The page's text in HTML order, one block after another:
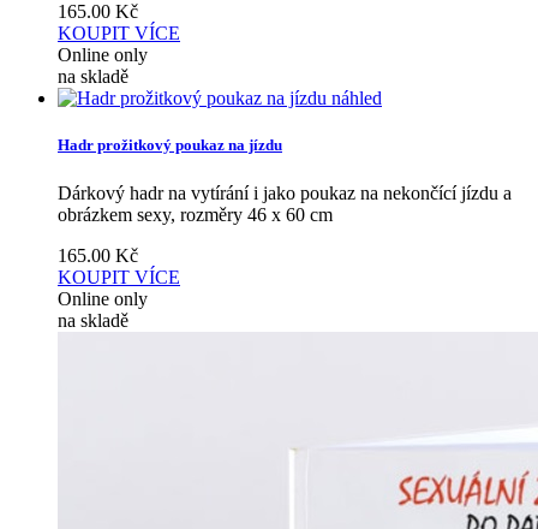
165.00 Kč
KOUPIT VÍCE
Online only
na skladě
náhled
Hadr prožitkový poukaz na jízdu
Dárkový hadr na vytírání i jako poukaz na nekončící jízdu a
obrázkem sexy, rozměry 46 x 60 cm
165.00 Kč
KOUPIT VÍCE
Online only
na skladě